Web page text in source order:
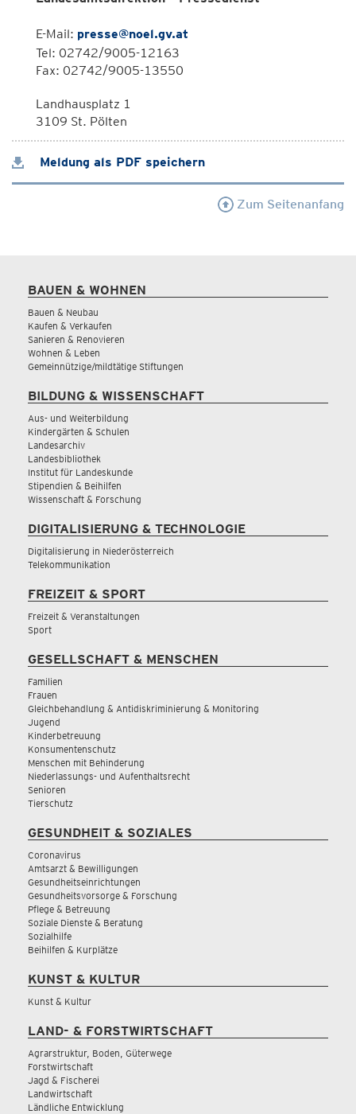
E-Mail: presse@noel.gv.at
Tel: 02742/9005-12163
Fax: 02742/9005-13550
Landhausplatz 1
3109 St. Pölten
Meldung als PDF speichern
Zum Seitenanfang
BAUEN & WOHNEN
Bauen & Neubau
Kaufen & Verkaufen
Sanieren & Renovieren
Wohnen & Leben
Gemeinnützige/mildtätige Stiftungen
BILDUNG & WISSENSCHAFT
Aus- und Weiterbildung
Kindergärten & Schulen
Landesarchiv
Landesbibliothek
Institut für Landeskunde
Stipendien & Beihilfen
Wissenschaft & Forschung
DIGITALISIERUNG & TECHNOLOGIE
Digitalisierung in Niederösterreich
Telekommunikation
FREIZEIT & SPORT
Freizeit & Veranstaltungen
Sport
GESELLSCHAFT & MENSCHEN
Familien
Frauen
Gleichbehandlung & Antidiskriminierung & Monitoring
Jugend
Kinderbetreuung
Konsumentenschutz
Menschen mit Behinderung
Niederlassungs- und Aufenthaltsrecht
Senioren
Tierschutz
GESUNDHEIT & SOZIALES
Coronavirus
Amtsarzt & Bewilligungen
Gesundheitseinrichtungen
Gesundheitsvorsorge & Forschung
Pflege & Betreuung
Soziale Dienste & Beratung
Sozialhilfe
Beihilfen & Kurplätze
KUNST & KULTUR
Kunst & Kultur
LAND- & FORSTWIRTSCHAFT
Agrarstruktur, Boden, Güterwege
Forstwirtschaft
Jagd & Fischerei
Landwirtschaft
Ländliche Entwicklung